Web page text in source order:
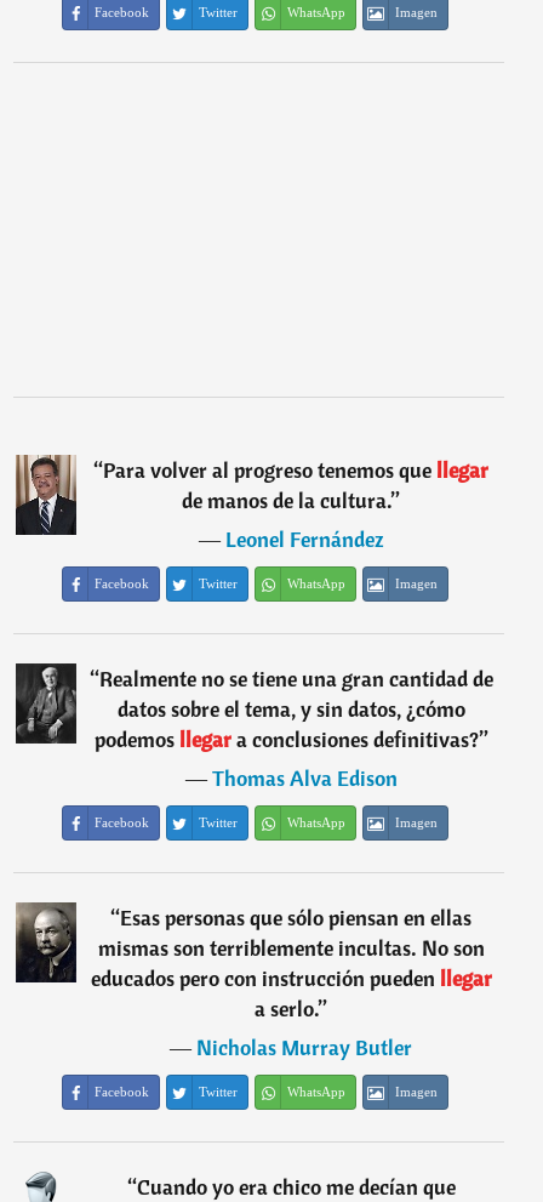
Facebook Twitter WhatsApp Imagen
“Para volver al progreso tenemos que llegar
de manos de la cultura.”
―Leonel Fernández
Facebook Twitter WhatsApp Imagen
“Realmente no se tiene una gran cantidad de
datos sobre el tema, y sin datos, ¿cómo
podemosllegara conclusiones definitivas?”
―Thomas Alva Edison
Facebook Twitter WhatsApp Imagen
“Esas personas que sólo piensan en ellas
mismas son terriblemente incultas. No son
educados pero con instrucción pueden llegar
a serlo.”
―Nicholas Murray Butler
Facebook Twitter WhatsApp Imagen
“Cuando yo era chico me decían que